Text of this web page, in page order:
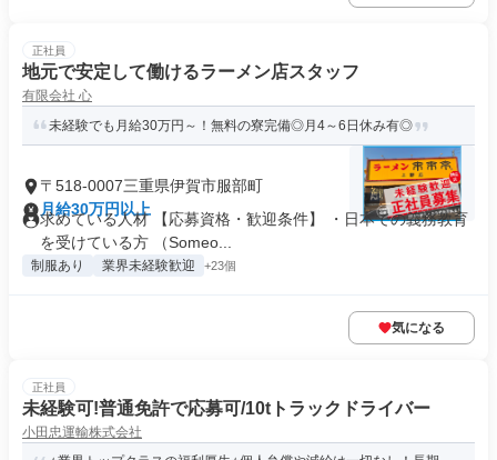
正社員
地元で安定して働けるラーメン店スタッフ
有限会社 心
未経験でも月給30万円～！無料の寮完備◎月4～6日休み有◎
〒518-0007三重県伊賀市服部町
月給30万円以上
求めている人材 【応募資格・歓迎条件】 ・日本での義務教育
を受けている方 （Someo...
制服あり 業界未経験歓迎 +23個
気になる
正社員
未経験可!普通免許で応募可/10tトラックドライバー
小田忠運輸株式会社